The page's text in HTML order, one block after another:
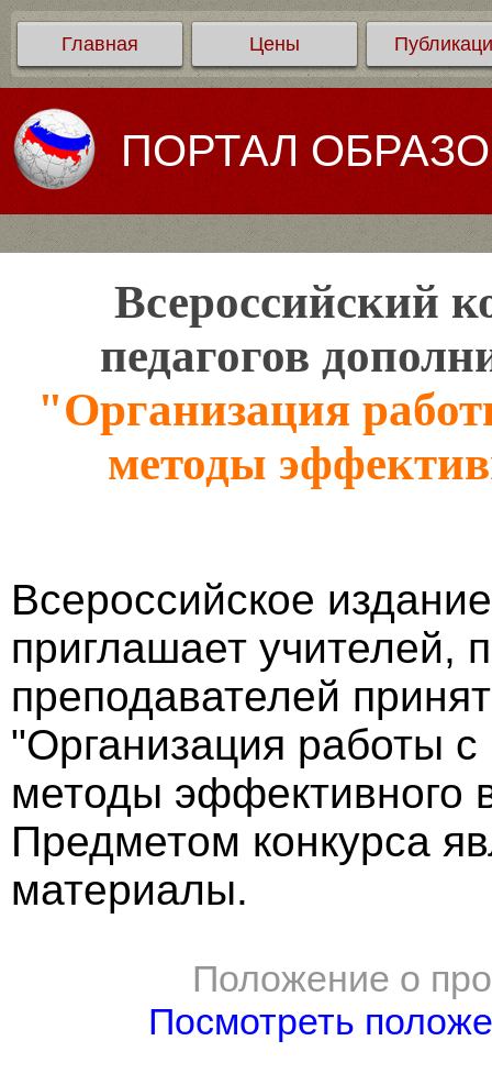
Главная Цены
ПОРТАЛ
Всероссийский
педагогов
"Организация
методы
Всероссийское
приглашает учителей,
преподавателей
"Организация работы
методы эффективного
Предметом конкурса
материалы.
Положение о
Посмотреть